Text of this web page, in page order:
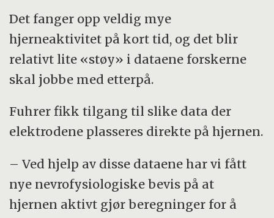
Det fanger opp veldig mye
hjerneaktivitet på kort tid, og det blir
relativt lite «støy» i dataene forskerne
skal jobbe med etterpå.
Fuhrer fikk tilgang til slike data der
elektrodene plasseres direkte på hjernen.
– Ved hjelp av disse dataene har vi fått
nye nevrofysiologiske bevis på at
hjernen aktivt gjør beregninger for å